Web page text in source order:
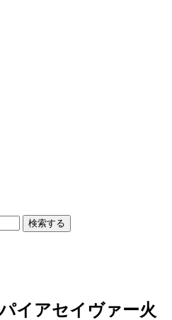
検索する
イアセイヴァー火